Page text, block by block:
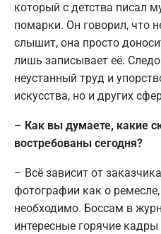
который с детства писал
помарки. Он говорил, что
слышит, она просто
лишь записывает её.
неустанный труд и
искусства, но и других
– Как вы думаете, какие
востребованы сегодня?
– Всё зависит от
фотографии как о
необходимо. Боссам в
интересные горячие